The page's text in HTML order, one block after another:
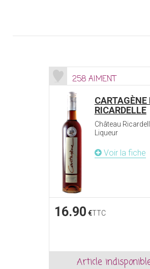
258 AIMENT
CARTAGÈNE
RICARDELLE
Château
Liqueur
Voir la fiche
16.90 €TTC
Article